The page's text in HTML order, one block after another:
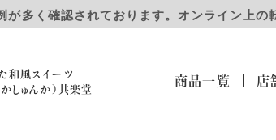
が多く確認されております。オンライン上の
和風スイーツ
しゅんか）共楽堂
商品一覧 店